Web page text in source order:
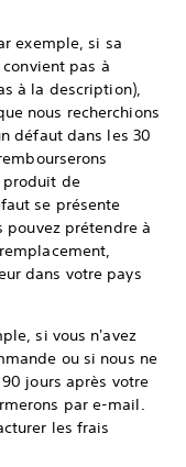
exemple, si sa
pas à
à la description),
nous recherchions
défaut dans les 30
produit de
se présente
pouvez prétendre à
dans votre pays
si vous n'avez
ou si nous ne
jours après votre
par e-mail.
les frais